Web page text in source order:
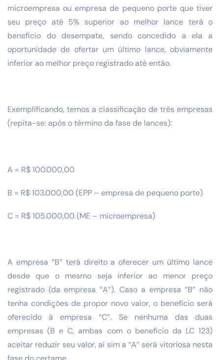
microempresa ou empresa de pequeno porte que tiver
seu preço até 5% superior ao melhor lance terá o
benefício do desempate, sendo concedido a ela a
oportunidade de ofertar um último lance, obviamente
inferior ao melhor preço registrado até então.
Exemplificando, temos a classificação de três empresas
(repita-se: após o término da fase de lances):
A = R$ 100.000,00
B = R$ 103.000,00 (EPP – empresa de pequeno porte)
C = R$ 105.000,00 (ME – microempresa)
A empresa “B” terá direito a oferecer um último lance
desde que o mesmo seja inferior ao menor preço
registrado (da empresa “A”). Caso a empresa “B” não
tenha condições de propor novo valor, o benefício será
oferecido à empresa “C”. Se nenhuma das duas
empresas (B e C, ambas com o benefício da LC 123)
aceitar reduzir seu valor, aí sim a “A” será vitoriosa nesta